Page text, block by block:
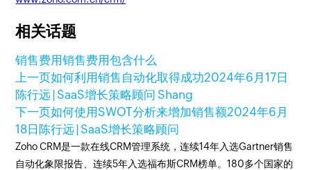
相关话题
销售费用销售费用包含什么
上一页如何利用销售自动化取得成功2024年6月17日
陈行远 | SaaS增长策略顾问 Shang
下一页如何使用SWOT分析来增加销售额2024年6月
18日 陈行远 | SaaS增长策略顾问
Zoho CRM是一款在线CRM管理系统，连续14年入选Gartner销售
自动化象限报告、连续5年入选福布斯CRM榜单。180多个国家的